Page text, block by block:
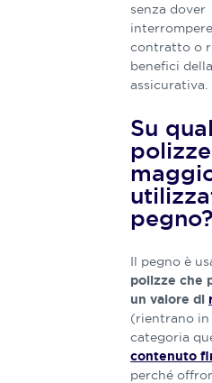
senza dover
contratto o
benefici
assicurativa.
Su
pegno?
Il pegno è
polizze che
un valore di
(rientrano in
categoria
contenuto
perché